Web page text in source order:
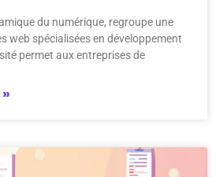
du numérique, regroupe une
web spécialisées en développement
permet aux entreprises de